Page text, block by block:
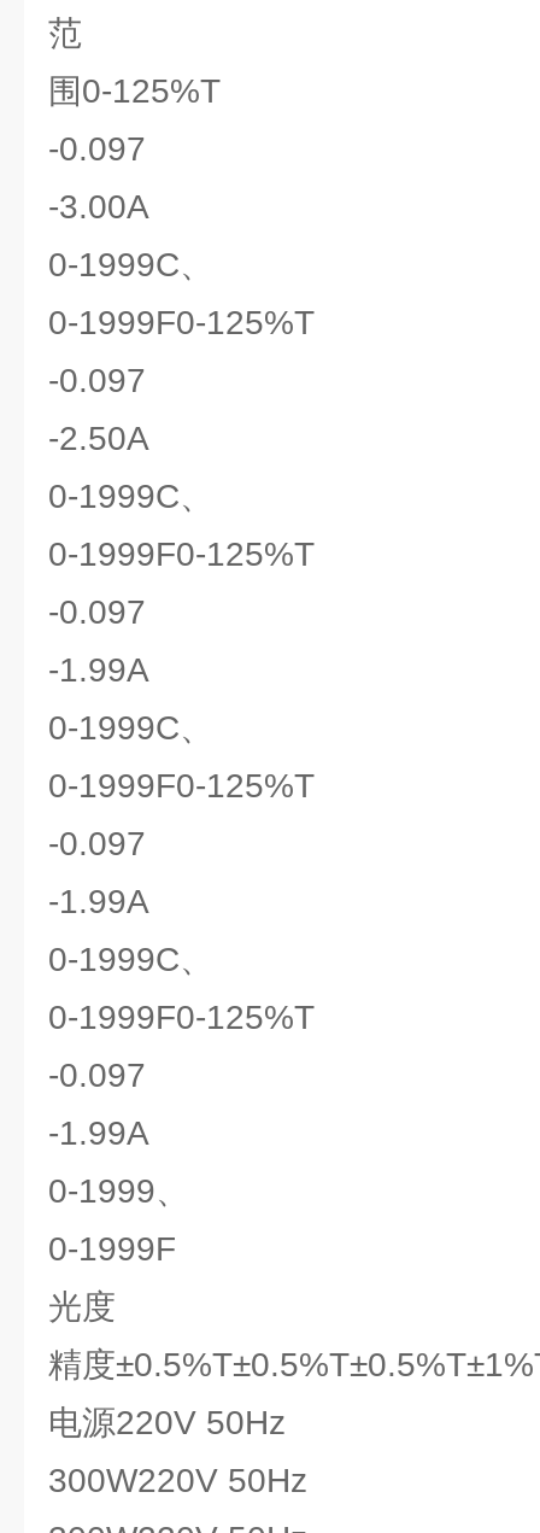
范
围0-125%T
-0.097
-3.00A
0-1999C、
0-1999F0-125%T
-0.097
-2.50A
0-1999C、
0-1999F0-125%T
-0.097
-1.99A
0-1999C、
0-1999F0-125%T
-0.097
-1.99A
0-1999C、
0-1999F0-125%T
-0.097
-1.99A
0-1999、
0-1999F
光度
精度
电源220V 50Hz
300W220V 50Hz